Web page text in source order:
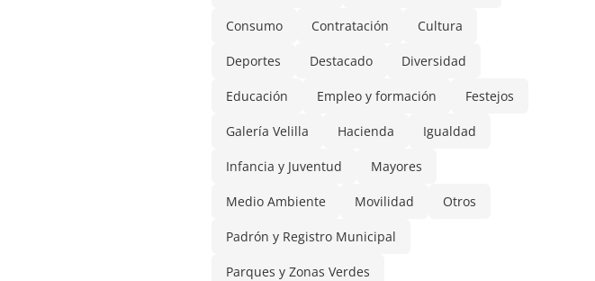
Consumo Contratación Cultura
Deportes Destacado Diversidad
Educación Empleo y formación Festejos
Galería Velilla Hacienda Igualdad
Infancia y Juventud Mayores
Medio Ambiente Movilidad Otros
Padrón y Registro Municipal
Parques y Zonas Verdes